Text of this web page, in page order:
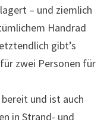
– und ziemlich
Handrad
gibt’s
zwei Personen für
und ist auch
in Strand- und